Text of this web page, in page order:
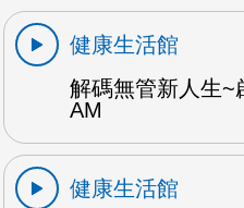
健康生活館
解碼無管新人生~
AM
健康生活館